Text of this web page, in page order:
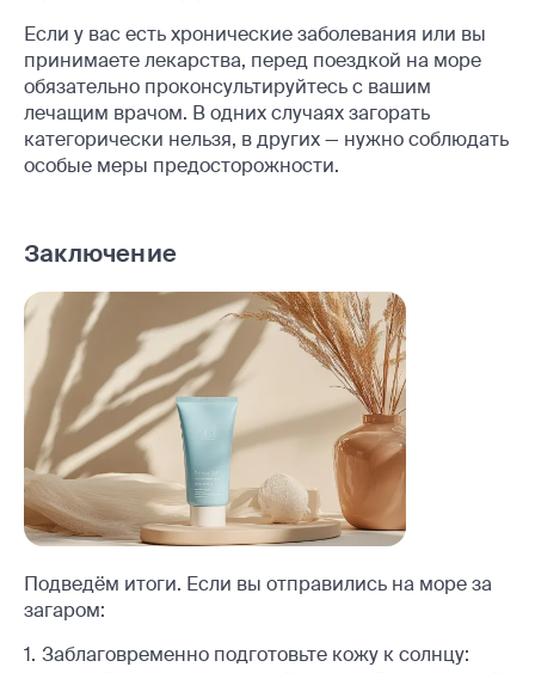
Если у вас есть хронические заболевания или вы
принимаете лекарства, перед поездкой на море
обязательно проконсультируйтесь с вашим
лечащим врачом. В одних случаях загорать
категорически нельзя, в других — нужно соблюдать
особые меры предосторожности.
Заключение
Подведём итоги. Если вы отправились на море за
загаром:
Заблаговременно подготовьте кожу к солнцу: